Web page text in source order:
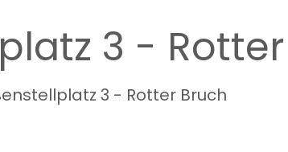
3 -
3 - Rotter Bruch